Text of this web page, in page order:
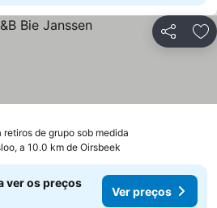
Partilhar
retiros de grupo sob medida
a 10.0 km de Oirsbeek
ver os preços
Ver preços